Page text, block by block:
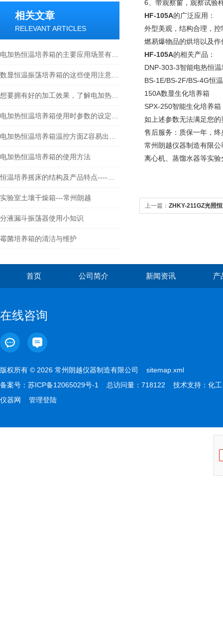
相关文章
RELEVANT ARTICLES
电加热恒温培养箱的使用方法
实验室土壤干燥箱---常州朗越
分液漏斗振荡器使用小知识
霉菌培养箱的清洁与维护
6、带观察窗，观察试验
HF-105A的广泛应用：
外型美观，结构合理，
燃易爆物品的烘培以及
HF-105A的相关产品：
DNP-303-3智能电热恒
BS-1E/BS-2F/BS-4G恒
150A数显生化培养箱
SPX-250智能生化培养箱
如上述参数无法满足您
售后服务：质保一年，终
常州朗越仪器制造有限
离心机、蒸馏水器等实
上一篇： ZHKY-211GZ光照
首页 公司简介 新闻资讯 产
在线咨询
版权所有 © 2026 常州朗越仪器制造有限公司 sitemap.xml
备案号： 苏ICP备12065029号-1 总访问量：718122 技术支持： 化工
仪器网
管理登陆